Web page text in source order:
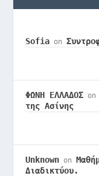
Sofia on
ΦΩΝΗ ΕΛΛΑΔΟΣ on
της Ασίνης
Unknown on
Διαδικτύου.